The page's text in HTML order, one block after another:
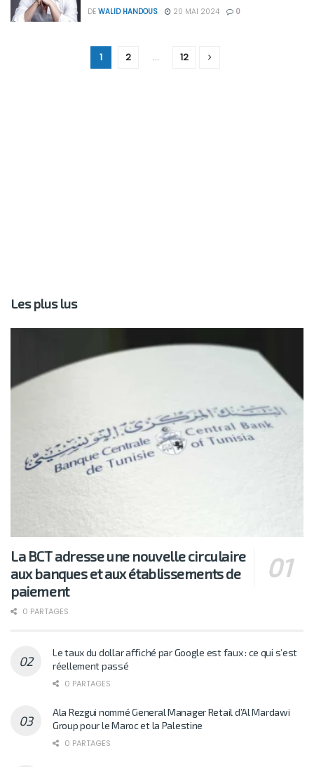
DE WALID HANDOUS 20 MAI 2024 0
1 2 … 12
Les plus lus
La BCT adresse une nouvelle circulaire
aux banques et aux établissements de
paiement
0 PARTAGES
Le taux du dollar affiché par Google est faux : ce qui s’est
réellement passé
0 PARTAGES
Ala Rezgui nommé General Manager Retail d’Al Mardawi
Group pour le Maroc et la Palestine
0 PARTAGES